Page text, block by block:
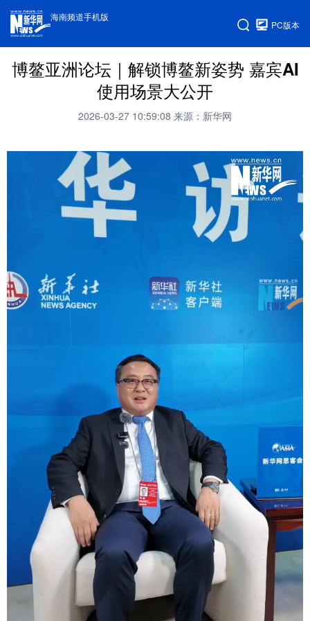
海南频道手机版
PC版本
博鳌亚洲论坛｜解锁博鳌新姿势 嘉宾AI
使用场景大公开
2026-03-27 10:59:08 来源：新华网